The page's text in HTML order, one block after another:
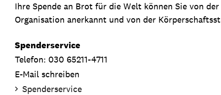
Ihre Spende an Brot für die Welt können Sie von
Organisation anerkannt und von der
Spenderservice
Telefon: 030 65211-4711
E-Mail schreiben
Spenderservice